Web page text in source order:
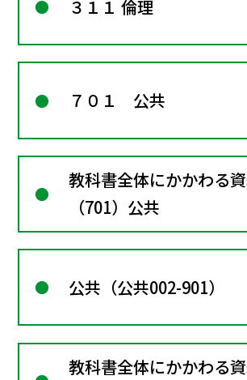
３１１ 倫理
７０１ 公共
教科書全体にかかわる資
（701）公共
公共（公共002-901）
教科書全体にかかわる資